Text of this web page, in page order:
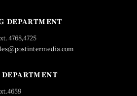
DEPARTMENT
4768,4725